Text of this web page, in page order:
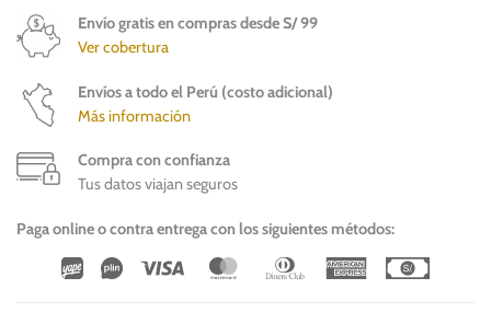
Envío gratis en compras desde S/ 99
Ver cobertura
Envíos a todo el Perú (costo adicional)
Más información
Compra con confianza
Tus datos viajan seguros
Paga online o contra entrega con los siguientes métodos:
Wirecard
Vipps Visa MasterCardDinners
American